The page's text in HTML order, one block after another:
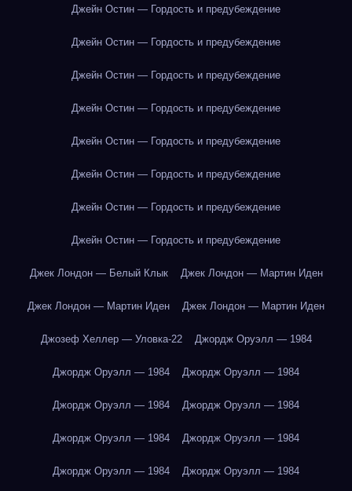
Джейн Остин — Гордость и предубеждение
Джейн Остин — Гордость и предубеждение
Джейн Остин — Гордость и предубеждение
Джейн Остин — Гордость и предубеждение
Джейн Остин — Гордость и предубеждение
Джейн Остин — Гордость и предубеждение
Джейн Остин — Гордость и предубеждение
Джейн Остин — Гордость и предубеждение
Джек Лондон — Белый Клык Джек Лондон — Мартин Иден
Джек Лондон — Мартин Иден Джек Лондон — Мартин Иден
Джозеф Хеллер — Уловка-22 Джордж Оруэлл — 1984
Джордж Оруэлл — 1984 Джордж Оруэлл — 1984
Джордж Оруэлл — 1984 Джордж Оруэлл — 1984
Джордж Оруэлл — 1984 Джордж Оруэлл — 1984
Джордж Оруэлл — 1984 Джордж Оруэлл — 1984